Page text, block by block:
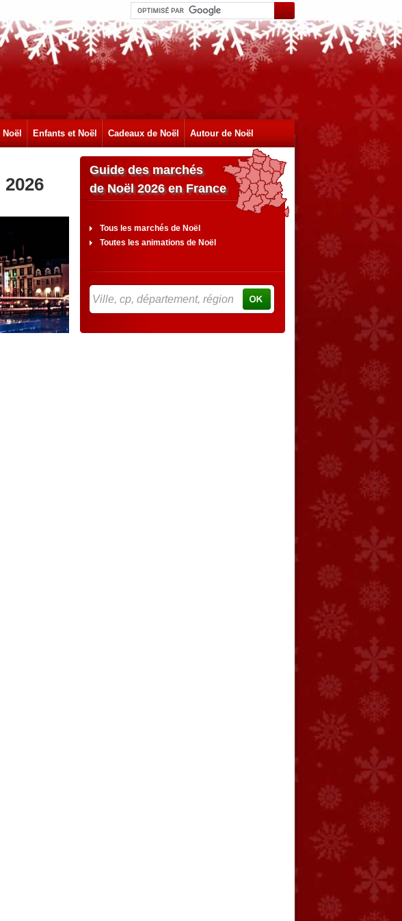
Enfants et Noël Cadeaux de Noël Autour de Noël
Guide des marchés
de Noël 2026 en France
Tous les marchés de Noël
Toutes les animations de Noël